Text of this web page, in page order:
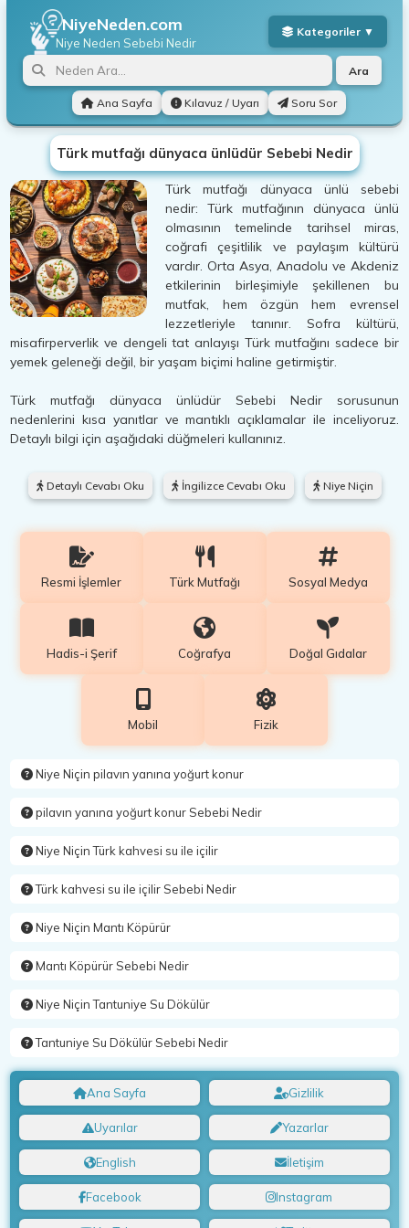
NiyeNeden.com
Niye Neden Sebebi Nedir
Ana Sayfa Kılavuz / Uyarı Soru Sor
Ara
Türk mutfağı dünyaca ünlüdür Sebebi Nedir
Türk mutfağı dünyaca ünlü sebebi
nedir: Türk mutfağının dünyaca ünlü
olmasının temelinde tarihsel miras,
coğrafi çeşitlilik ve paylaşım kültürü
vardır. Orta Asya, Anadolu ve Akdeniz
etkilerinin birleşimiyle şekillenen bu
mutfak, hem özgün hem evrensel
lezzetleriyle tanınır. Sofra kültürü,
misafirperverlik ve dengeli tat anlayışı Türk mutfağını sadece bir
yemek geleneği değil, bir yaşam biçimi haline getirmiştir.
Türk mutfağı dünyaca ünlüdür Sebebi Nedir sorusunun
nedenlerini kısa yanıtlar ve mantıklı açıklamalar ile inceliyoruz.
Detaylı bilgi için aşağıdaki düğmeleri kullanınız.
Detaylı Cevabı Oku İngilizce Cevabı Oku Niye Niçin
Resmi İşlemler Türk Mutfağı Sosyal Medya
Hadis-i Şerif Coğrafya Doğal Gıdalar
Mobil Fizik
Niye Niçin pilavın yanına yoğurt konur
pilavın yanına yoğurt konur Sebebi Nedir
Niye Niçin Türk kahvesi su ile içilir
Türk kahvesi su ile içilir Sebebi Nedir
Niye Niçin Mantı Köpürür
Mantı Köpürür Sebebi Nedir
Niye Niçin Tantuniye Su Dökülür
Tantuniye Su Dökülür Sebebi Nedir
Ana Sayfa Gizlilik
Uyarılar Yazarlar
English İletişim
Facebook Instagram